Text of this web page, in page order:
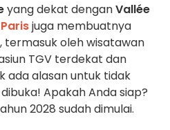
yang dekat denganVallée
juga membuatnya
termasuk oleh wisatawan
TGV terdekat dan
ada alasan untuk tidak
Apakah Anda siap?
2028 sudah dimulai.